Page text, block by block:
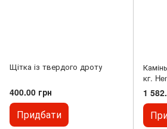
Щітка із твердого дроту
400.00 грн
Придбати
кг.
1